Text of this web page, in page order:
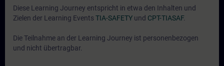
Diese Learning Journey entspricht in etwa den Inhalten und
Zielen der Learning Events TIA-SAFETY und CPT-TIASAF.
Die Teilnahme an der Learning Journey ist personenbezogen
und nicht übertragbar.